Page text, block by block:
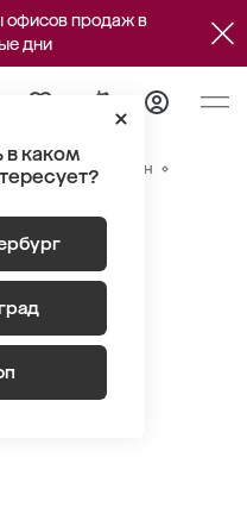
продаж в
дни
каком
Генплан
№78
м